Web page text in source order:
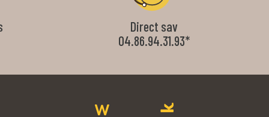
Direct sav
04.86.94.31.93*